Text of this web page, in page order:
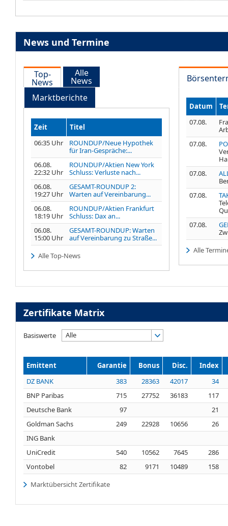
News und Termine
Top-
News
Alle
News
Marktberichte
Zeit
Titel
06:35 Uhr
ROUNDUP/Neue Hypothek
für Iran-Gespräche:...
06.08.
22:32 Uhr
ROUNDUP/Aktien New York
Schluss: Verluste nach...
06.08.
19:27 Uhr
GESAMT-ROUNDUP 2:
Warten auf Vereinbarung...
06.08.
18:19 Uhr
ROUNDUP/Aktien Frankfurt
Schluss: Dax an...
06.08.
15:00 Uhr
GESAMT-ROUNDUP: Warten
auf Vereinbarung zu Straße...
Alle Top-News
Datum
07.08.
07.08.
07.08.
07.08.
07.08.
Alle
Zertifikate Matrix
Basiswerte Alle
Emittent Garantie Bonus Disc.
Index
DZ BANK
383 28363 42017
34
BNP Paribas
715 27752 36183
117
Deutsche Bank
97
21
Goldman Sachs
249 22928 10656
26
ING Bank
UniCredit
540 10562 7645
286
Vontobel
82 9171 10489
158
Marktübersicht Zertifikate